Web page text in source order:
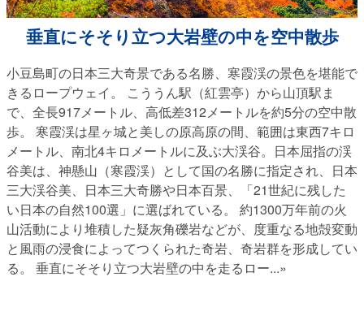
垂直にそそり立つ大岩壁の中を空中散歩
小豆島町の日本三大奇景である名勝、寒霞渓の景色を堪能で
きるロープウェイ。 こううん駅（紅雲亭）から山頂駅ま
で、全長917メートル、高低差312メートルを約5分の空中散
歩。 寒霞渓は星ヶ城と美しの原高原の間、範囲は東西7キロ
メートル、南北4キロメートルに及ぶ大渓谷。日本屈指の渓
谷美は、神懸山（寒霞渓）として国の名勝に指定され、日本
三大渓谷美、日本三大奇勝や日本百景、「21世紀に残した
い日本の自然100選」に選ばれている。 約1300万年前の火
山活動により堆積した疑灰角礫岩などが、度重なる地殻変動
と風雨の浸食によってつくられた奇岩、奇岩群を形成してい
る。 垂直にそそり立つ大岩壁の中を走るロー...»